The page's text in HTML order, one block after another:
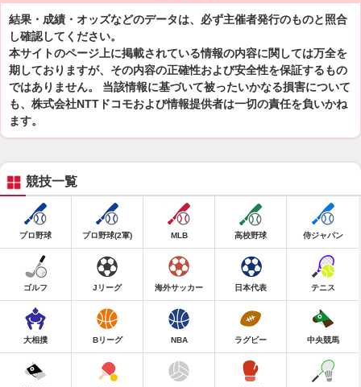
結果・成績・オッズなどのデータは、必ず主催者発行のものと照合
し確認してください。
本サイトのページ上に掲載されている情報の内容に関しては万全を
期しておりますが、その内容の正確性および安全性を保証するもの
ではありません。 当該情報に基づいて被ったいかなる損害について
も、株式会社NTTドコモおよび情報提供者は一切の責任を負いかね
ます。
競技一覧
プロ野球 プロ野球(2軍) MLB 高校野球 侍ジャパン
ゴルフ Jリーグ 海外サッカー 日本代表 テニス
大相撲 Bリーグ NBA ラグビー 中央競馬